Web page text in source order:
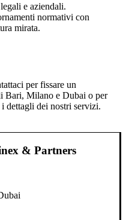
e aziendali.
normativi con
mirata.
per fissare un
Bari, Milano e Dubai o per
dettagli dei nostri servizi.
& Partners